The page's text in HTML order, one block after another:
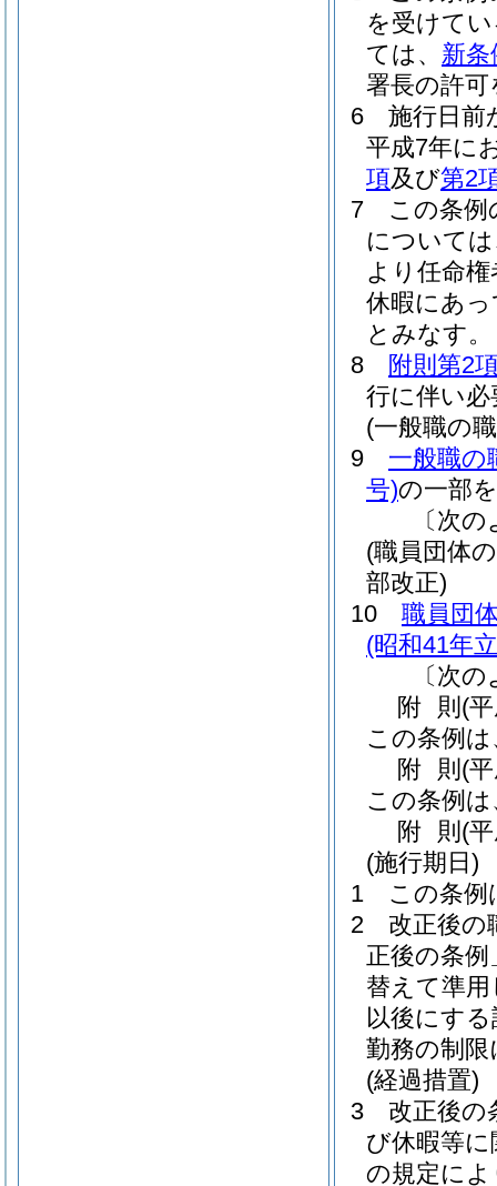
を受けて
ては、 新条
署長の許
6
施行日前
平成7年に
項及び第2
7
この条例
について
より任命
休暇にあ
とみなす。
8
附則第2
行に伴い
(一般職の
9
一般職の
号)の一部
〔次
(職員団体
部改正)
10
職員団
(昭和41年
〔次
附 則 (
この条例
附 則 (
この条例
附 則 (
(施行期日)
1
この条例
2
改正後の
正後の条
替えて準
以後にす
勤務の制
(経過措置)
3
改正後の
び休暇等
の規定に